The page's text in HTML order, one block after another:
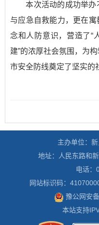
本次活动的成功举办
与应急自救能力，更在
念和人防意识，营造了“
建”的浓厚社会氛围，为
市安全防线奠定了坚实的
主办单位：
地址：人民东路和
电话：
网站标识码：
豫公网安
本站支持